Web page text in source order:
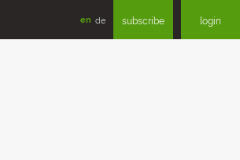
en de subscribe login